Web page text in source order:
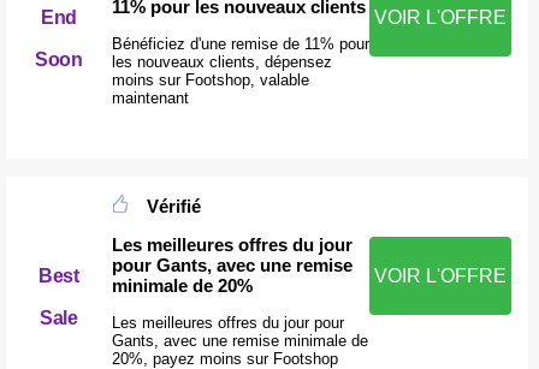
End
Soon
11% pour les nouveaux clients
Bénéficiez d'une remise de 11% pour
les nouveaux clients, dépensez
moins sur Footshop, valable
maintenant
VOIR L'OFFRE
Best
Sale
Vérifié
Les meilleures offres du jour
pour Gants, avec une remise
minimale de 20%
Les meilleures offres du jour pour
Gants, avec une remise minimale de
20%, payez moins sur Footshop
VOIR L'OFFRE